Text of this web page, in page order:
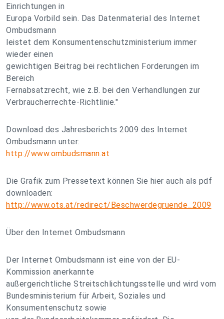
Einrichtungen in
Europa Vorbild sein. Das Datenmaterial des Internet
Ombudsmann
leistet dem Konsumentenschutzministerium immer
wieder einen
gewichtigen Beitrag bei rechtlichen Forderungen im
Bereich
Fernabsatzrecht, wie z.B. bei den Verhandlungen zur
Verbraucherrechte-Richtlinie."
Download des Jahresberichts 2009 des Internet
Ombudsmann unter:
http://www.ombudsmann.at
Die Grafik zum Pressetext können Sie hier auch als pdf
downloaden:
http://www.ots.at/redirect/Beschwerdegruende_2009
Über den Internet Ombudsmann
Der Internet Ombudsmann ist eine von der EU-
Kommission anerkannte
außergerichtliche Streitschlichtungsstelle und wird vom
Bundesministerium für Arbeit, Soziales und
Konsumentenschutz sowie